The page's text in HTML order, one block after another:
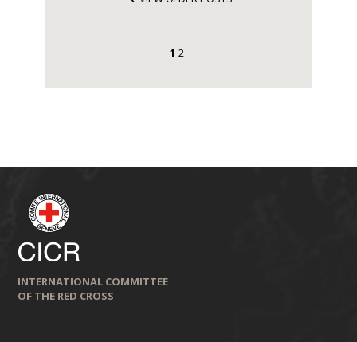
1 2
INTERNATIONAL COMMITTEE
OF THE RED CROSS